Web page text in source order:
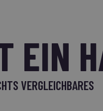
EIN
VERGLEICHBARES